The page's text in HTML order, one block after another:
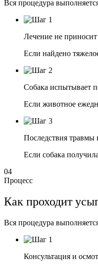
Вся процедура
Лечение не приносит
Если найдено
Собака испытывает
Если животное
Последствия травмы
Если собака
04
Процесс
Как проходит
Вся процедура
Консультация и